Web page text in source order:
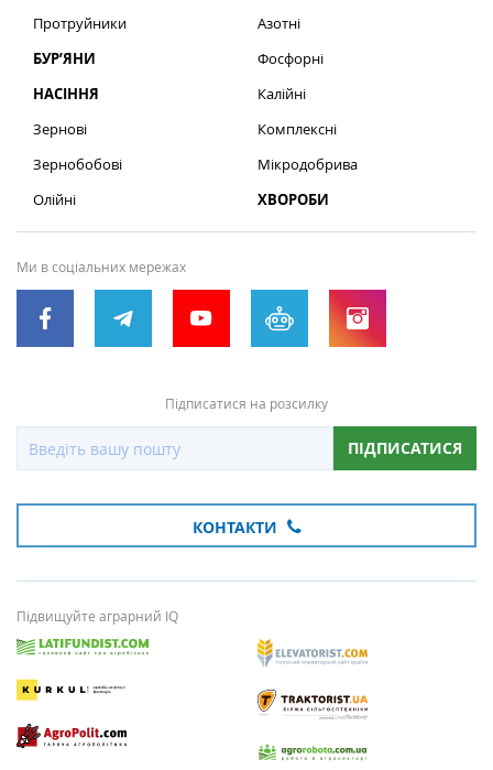
Протруйники
БУР’ЯНИ
НАСІННЯ
Зернові
Зернобобові
Олійні
Азотні
Фосфорні
Калійні
Комплексні
Мікродобрива
ХВОРОБИ
Ми в соціальних мережах
Підписатися на розсилку
ПІДПИСАТИСЯ
КОНТАКТИ
Підвищуйте аграрний IQ